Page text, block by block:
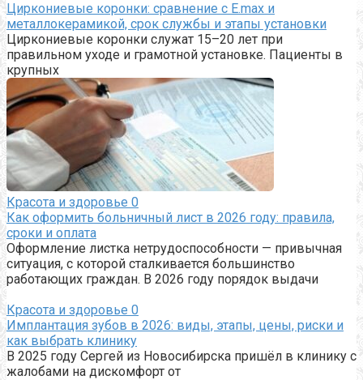
Циркониевые коронки: сравнение с E.max и
металлокерамикой, срок службы и этапы установки
Циркониевые коронки служат 15–20 лет при
правильном уходе и грамотной установке. Пациенты в
крупных
Красота и здоровье 0
Как оформить больничный лист в 2026 году: правила,
сроки и оплата
Оформление листка нетрудоспособности — привычная
ситуация, с которой сталкивается большинство
работающих граждан. В 2026 году порядок выдачи
Красота и здоровье 0
Имплантация зубов в 2026: виды, этапы, цены, риски и
как выбрать клинику
В 2025 году Сергей из Новосибирска пришёл в клинику с
жалобами на дискомфорт от